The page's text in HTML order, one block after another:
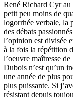
René Richard Cyr au
petit peu moins de
logorrhée verbale, la
des débats
l’opinion est divisée
à la fois la répétition
l’oeuvre maîtresse
Dubois n’est qu’un
une année de plus
plus puissante. Si
résistant depuis